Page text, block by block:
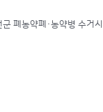
폐농약폐·농약병 수거